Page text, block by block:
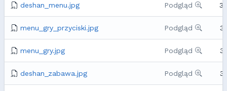
deshan_menu.jpg Podgląd
menu_gry_przyciski.jpg Podgląd
menu_gry.jpg Podgląd
deshan_zabawa.jpg Podgląd